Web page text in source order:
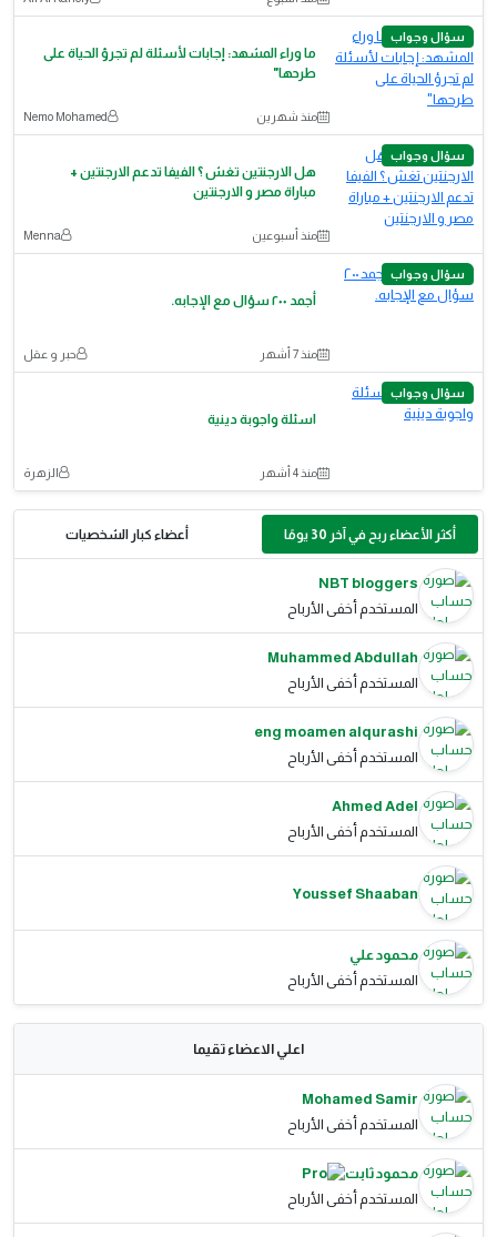
سؤال وجواب
ما وراء المشهد: إجابات لأسئلة لم تجرؤ الحياة على
طرحها"
منذ شهرين Nemo Mohamed
سؤال وجواب
هل الارجنتين تغش ؟ الفيفا تدعم الارجنتين +
مباراة مصر و الارجنتين
منذ أسبوعين Menna
سؤال وجواب
أجمد ٢٠٠ سؤال مع الإجابه.
منذ 7 أشهر حبر و عقل
سؤال وجواب
اسئلة واجوبة دينية
منذ 4 أشهر الزهرة
أكثر الأعضاء ربح في آخر 30 يومًا أعضاء كبار الشخصيات
NBT bloggers
المستخدم أخفى الأرباح
Muhammed Abdullah
المستخدم أخفى الأرباح
eng moamen alqurashi
المستخدم أخفى الأرباح
Ahmed Adel
المستخدم أخفى الأرباح
Youssef Shaaban
محمود علي
المستخدم أخفى الأرباح
اعلي الاعضاء تقيما
Mohamed Samir
المستخدم أخفى الأرباح
محمود ثابت
المستخدم أخفى الأرباح